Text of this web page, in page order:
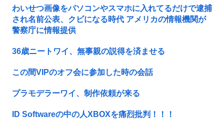
わいせつ画像をパソコンやスマホに入れてるだけで逮捕
され名前公表、クビになる時代 アメリカの情報機関が
警察庁に情報提供
36歳ニートワイ、無事親の説得を済ませる
この間VIPのオフ会に参加した時の会話
プラモデラーワイ、制作依頼が来る
ID Softwareの中の人XBOXを痛烈批判！！！